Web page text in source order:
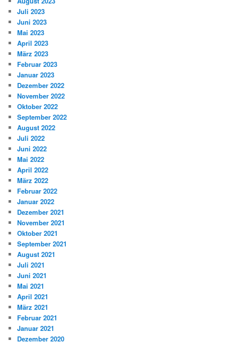
Juli 2023
Juni 2023
Mai 2023
April 2023
März 2023
Februar 2023
Januar 2023
Dezember 2022
November 2022
Oktober 2022
September 2022
August 2022
Juli 2022
Juni 2022
Mai 2022
April 2022
März 2022
Februar 2022
Januar 2022
Dezember 2021
November 2021
Oktober 2021
September 2021
August 2021
Juli 2021
Juni 2021
Mai 2021
April 2021
März 2021
Februar 2021
Januar 2021
Dezember 2020